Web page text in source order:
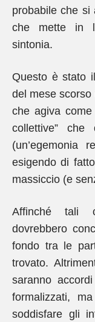
probabile che si
che mette in
sintonia.
Questo è stato
del mese
che agiva
collettive” che
(un’egemonia
esigendo di
massiccio (e
Affinché tali
dovrebbero
fondo tra le
trovato.
saranno
formalizzati,
soddisfare gli